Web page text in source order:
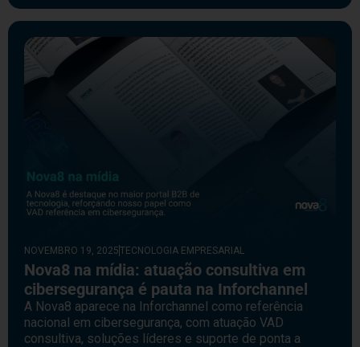
NOVEMBRO 19, 2025TECNOLOGIA EMPRESARIAL
Nova8 na mídia: atuação consultiva em
cibersegurança é pauta na Inforchannel
A Nova8 aparece na Inforchannel como referência
nacional em cibersegurança, com atuação VAD
consultiva, soluções líderes e suporte de ponta a